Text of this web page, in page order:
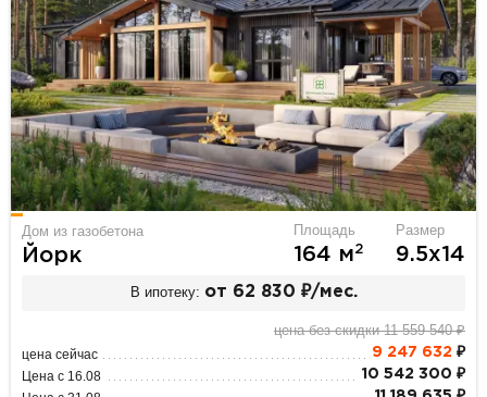
Дом из газобетона
Йорк
Площадь
164 м2
Размер
9.5х14
В ипотеку: от 62 830 ₽/мес.
цена без скидки 11 559 540 ₽
цена сейчас 9 247 632 ₽
Цена с 16.08 10 542 300 ₽